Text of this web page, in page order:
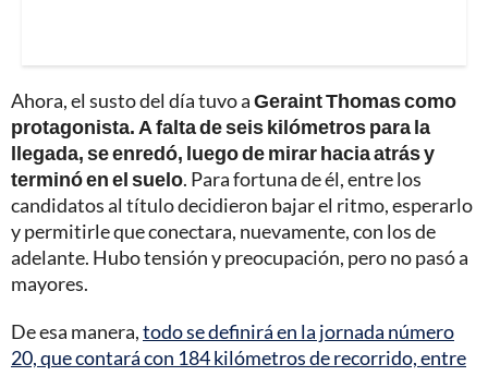
Ahora, el susto del día tuvo aGeraint Thomas como
protagonista. A falta de seis kilómetros para la
llegada, se enredó, luego de mirar hacia atrás y
terminó en el suelo. Para fortuna de él, entre los
candidatos al título decidieron bajar el ritmo, esperarlo
y permitirle que conectara, nuevamente, con los de
adelante. Hubo tensión y preocupación, pero no pasó a
mayores.
De esa manera,todo se definirá en la jornada número
20, que contará con 184 kilómetros de recorrido, entre